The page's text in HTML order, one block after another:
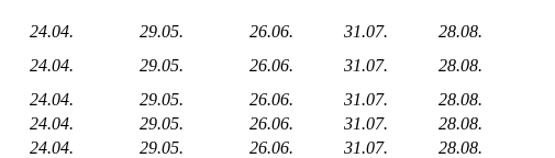
24.04. 29.05. 26.06. 31.07. 28.08.
24.04. 29.05. 26.06. 31.07. 28.08.
24.04. 29.05. 26.06. 31.07. 28.08.
24.04. 29.05. 26.06. 31.07. 28.08.
24.04. 29.05. 26.06. 31.07. 28.08.